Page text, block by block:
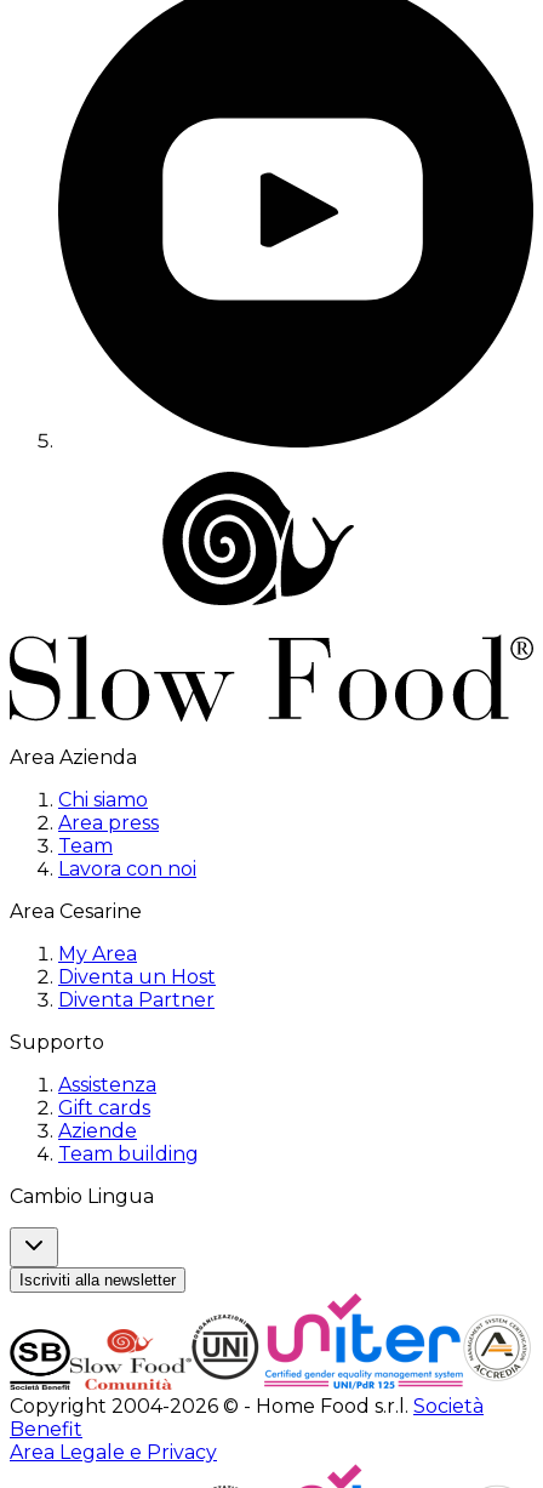
Area Azienda
Chi siamo
Area press
Team
Lavora con noi
Area Cesarine
My Area
Diventa un Host
Diventa Partner
Supporto
Assistenza
Gift cards
Aziende
Team building
Cambio Lingua
Iscriviti alla newsletter
Copyright 2004-2026 © - Home Food s.r.l. Società
Benefit
Area Legale e Privacy